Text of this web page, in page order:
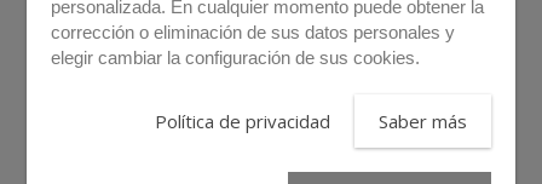
personalizada. En cualquier momento puede obtener la
corrección o eliminación de sus datos personales y
elegir cambiar la configuración de sus cookies.
Política de privacidad Saber más